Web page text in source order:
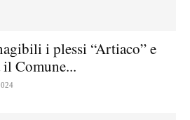
i plessi “Artiaco” e
Comune...